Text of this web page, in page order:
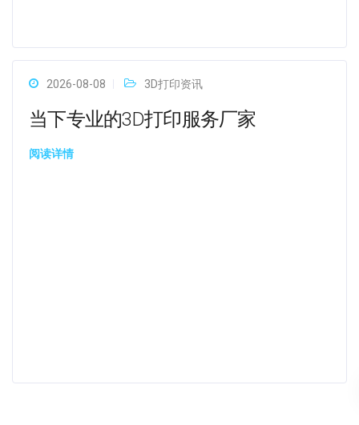
2026-08-08 3D打印资讯
当下专业的3D打印服务厂家
阅读详情